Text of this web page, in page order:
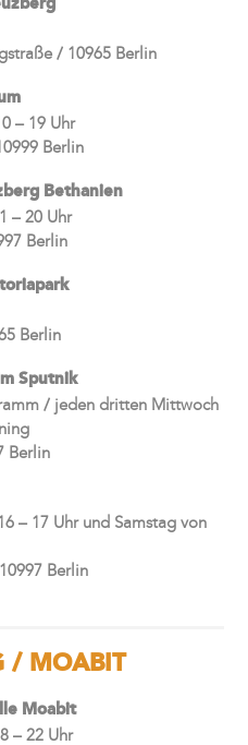
/ 10965 Berlin
– 19 Uhr
Berlin
Bethanien
– 20 Uhr
Berlin
Berlin
Sputnik
/ jeden dritten Mittwoch
Berlin
– 17 Uhr und Samstag von
Berlin
/ MOABIT
Moabit
– 22 Uhr